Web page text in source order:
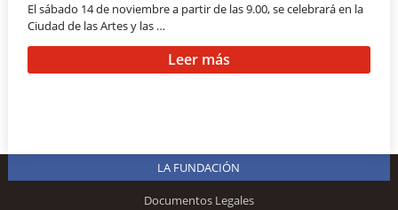
El sábado 14 de noviembre a partir de las 9.00, se celebrará en la
Ciudad de las Artes y las …
Leer más
LA FUNDACIÓN
Documentos Legales